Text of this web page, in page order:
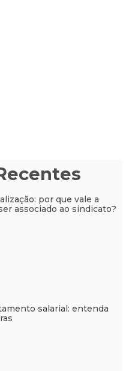
por que vale a
associado ao sindicato?
salarial: entenda